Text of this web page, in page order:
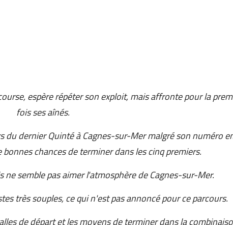
espère répéter son exploit, mais affronte pour la
fois ses aînés.
du dernier Quinté à Cagnes-sur-Mer malgré son numéro
chances de terminer dans les cinq premiers.
semble pas aimer l'atmosphère de Cagnes-sur-Mer.
très souples, ce qui n'est pas annoncé pour ce parcours.